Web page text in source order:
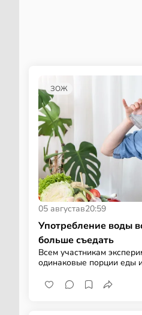
ЗОЖ
05 августав20:59
Употребление воды
больше съедать
Всем участникам
одинаковые порции еды